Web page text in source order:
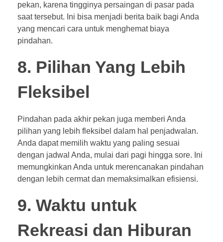
pekan, karena tingginya persaingan di pasar pada
saat tersebut. Ini bisa menjadi berita baik bagi Anda
yang mencari cara untuk menghemat biaya
pindahan.
8. Pilihan Yang Lebih
Fleksibel
Pindahan pada akhir pekan juga memberi Anda
pilihan yang lebih fleksibel dalam hal penjadwalan.
Anda dapat memilih waktu yang paling sesuai
dengan jadwal Anda, mulai dari pagi hingga sore. Ini
memungkinkan Anda untuk merencanakan pindahan
dengan lebih cermat dan memaksimalkan efisiensi.
9. Waktu untuk
Rekreasi dan Hiburan